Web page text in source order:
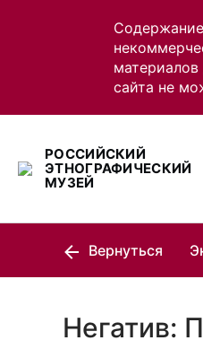
сайта не
РОССИЙСКИЙ
ЭТНОГРАФИЧЕСКИЙ
МУЗЕЙ
Вернуться
Негатив: